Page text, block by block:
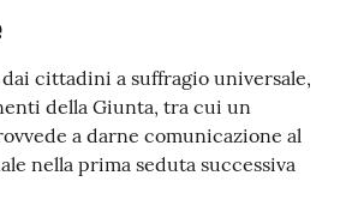
cittadini a suffragio universale,
della Giunta, tra cui un
a darne comunicazione al
nella prima seduta successiva